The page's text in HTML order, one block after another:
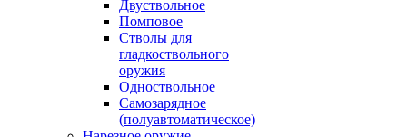
Двуствольное
Помповое
Стволы для
гладкоствольного
оружия
Одноствольное
Самозарядное
(полуавтоматическое)